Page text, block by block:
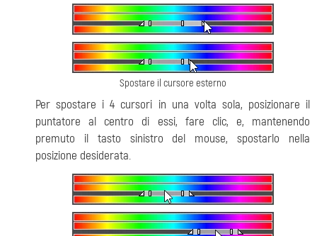
Spostare il cursore esterno
Per spostare i 4 cursori in una volta sola, posizionare il
puntatore al centro di essi, fare clic, e, mantenendo
premuto il tasto sinistro del mouse, spostarlo nella
posizione desiderata.